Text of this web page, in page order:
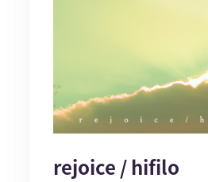
rejoice / hifilo